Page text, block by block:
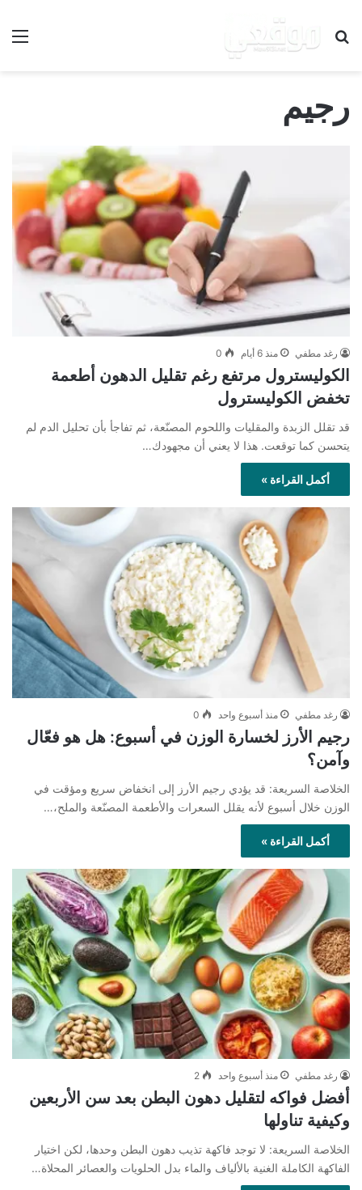
بحث عن
رجيم
رغد مطفي منذ 6 أيام 0
الكوليسترول مرتفع رغم تقليل الدهون أطعمة
تخفض الكوليسترول
قد تقلل الزبدة والمقليات واللحوم المصنّعة، ثم تفاجأ بأن تحليل الدم لم
يتحسن كما توقعت. هذا لا يعني أن مجهودك…
أكمل القراءة »
رغد مطفي منذ أسبوع واحد 0
رجيم الأرز لخسارة الوزن في أسبوع: هل هو فعّال
وآمن؟
الخلاصة السريعة: قد يؤدي رجيم الأرز إلى انخفاض سريع ومؤقت في
الوزن خلال أسبوع لأنه يقلل السعرات والأطعمة المصنّعة والملح،…
أكمل القراءة »
رغد مطفي منذ أسبوع واحد 2
أفضل فواكه لتقليل دهون البطن بعد سن الأربعين
وكيفية تناولها
الخلاصة السريعة: لا توجد فاكهة تذيب دهون البطن وحدها، لكن اختيار
الفاكهة الكاملة الغنية بالألياف والماء بدل الحلويات والعصائر المحلاة…